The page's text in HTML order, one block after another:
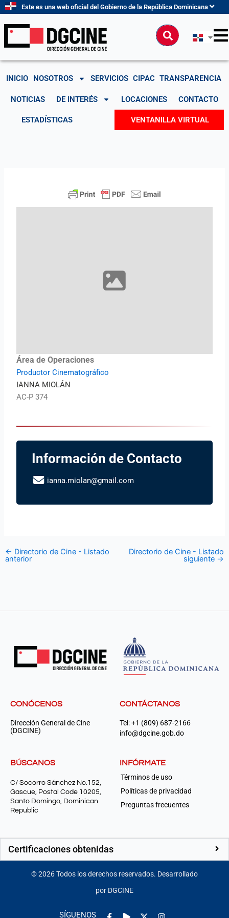
contenido
Este es una web oficial del Gobierno de la República Dominicana
Buscar
INICIO NOSOTROS SERVICIOS CIPAC TRANSPARENCIA
NOTICIAS DE INTERÉS LOCACIONES CONTACTO
ESTADÍSTICAS VENTANILLA VIRTUAL
Área de Operaciones
Productor Cinematográfico
IANNA MIOLÁN
AC-P 374
Información de Contacto
ianna.miolan@gmail.com
← Directorio de Cine - Listado
anterior
Directorio de Cine - Listado
siguiente →
CONÓCENOS
Dirección General de Cine
(DGCINE)
CONTÁCTANOS
Tel: +1 (809) 687-2166
info@dgcine.gob.do
BÚSCANOS
C/ Socorro Sánchez No.152,
Gascue, Postal Code 10205,
Santo Domingo, Dominican
Republic
INFÓRMATE
Términos de uso
Políticas de privacidad
Preguntas frecuentes
Certificaciones obtenidas
©2026Todos los derechos reservados. Desarrollado
por DGCINE
SÍGUENOS
Facebook-
Play Instagram